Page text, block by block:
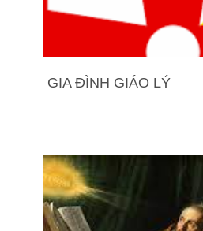
GIA ĐÌNH GIÁO LÝ